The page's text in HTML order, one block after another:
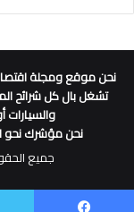
نحن موقع ومجلة
تشغل بال كل شرائح
والسيارات
نحن مؤشرك نحو
جميع